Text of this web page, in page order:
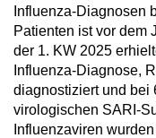
Influenza-Diagnosen
Patienten ist vor dem
der 1. KW 2025
Influenza-Diagnose,
diagnostiziert und bei
virologischen SARI-
Influenzaviren